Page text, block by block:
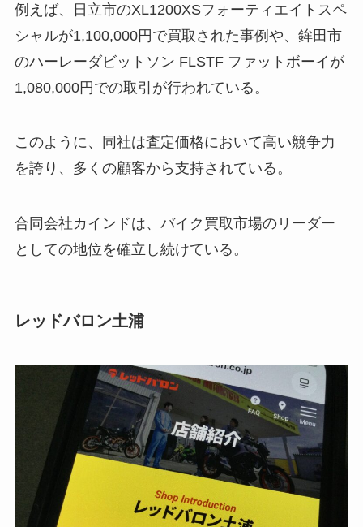
例えば、日立市のXL1200XSフォーティエイトスペ
シャルが1,100,000円で買取された事例や、鉾田市
のハーレーダビットソン FLSTF ファットボーイが
1,080,000円での取引が行われている。
このように、同社は査定価格において高い競争力
を誇り、多くの顧客から支持されている。
合同会社カインドは、バイク買取市場のリーダー
としての地位を確立し続けている。
レッドバロン土浦